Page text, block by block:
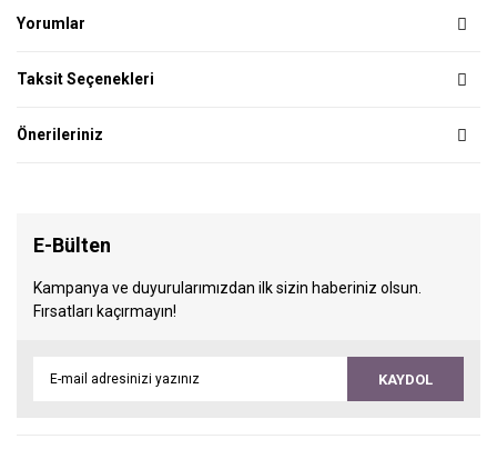
Yorumlar
Taksit Seçenekleri
Önerileriniz
E-Bülten
Kampanya ve duyurularımızdan ilk sizin haberiniz olsun.
Fırsatları kaçırmayın!
KAYDOL